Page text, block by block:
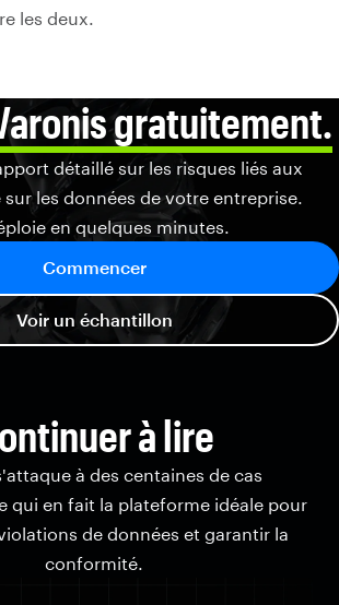
les deux.
gratuitement.
détaillé sur les risques liés aux
sur les données de votre entreprise.
en quelques minutes.
Commencer
Voir un échantillon
à lire
à des centaines de cas
qui en fait la plateforme idéale pour
de données et garantir la
conformité.